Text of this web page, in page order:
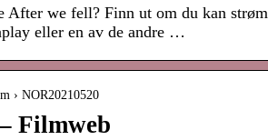
After we fell? Finn ut om du kan
eller en av de andre …
› NOR20210520
Filmweb